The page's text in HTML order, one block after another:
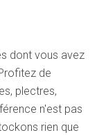
dont vous avez
de
plectres,
n'est pas
rien que